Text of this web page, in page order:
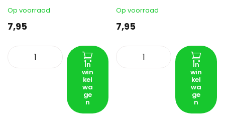
Op voorraad
7,95
In
win
kel
wa
ge
n
Op voorraad
7,95
In
win
kel
wa
ge
n